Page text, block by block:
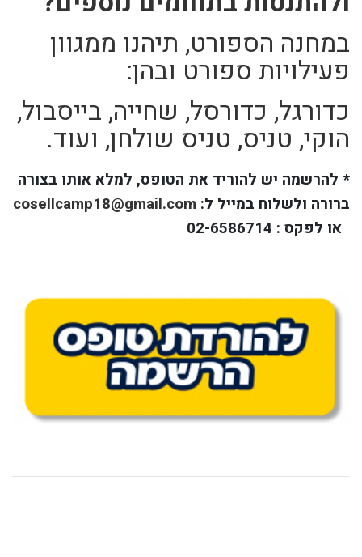
במחנה הספורט, תיהנו ממגוון
פעילויות ספורט ובהן:
כדורגל, כדורסל, שחייה, בייסבול,
הוקי, טניס, טניס שולחן, ועוד.
* להרשמה יש להוריד את הטופס, למלא אותו בצורה
ברורה ולשלוח במייל ל: cosellcamp18@gmail.com
או לפקס : 02-6586714